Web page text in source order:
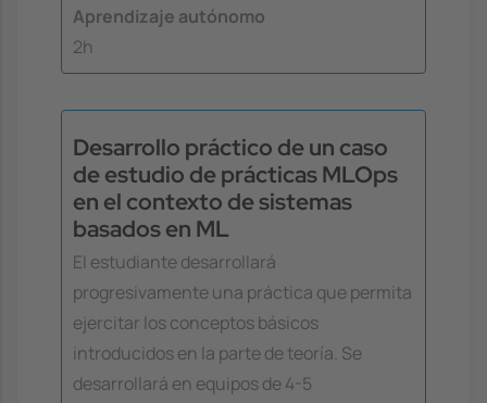
Aprendizaje autónomo
2h
Desarrollo práctico de un caso
de estudio de prácticas MLOps
en el contexto de sistemas
basados en ML
El estudiante desarrollará
progresivamente una práctica que permita
ejercitar los conceptos básicos
introducidos en la parte de teoría. Se
desarrollará en equipos de 4-5